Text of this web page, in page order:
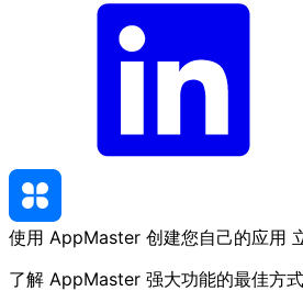
使用 AppMaster 创建您自己的应用
了解 AppMaster 强大功能的最佳方式